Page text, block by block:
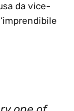
da vice-